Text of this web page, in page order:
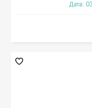
Дата: